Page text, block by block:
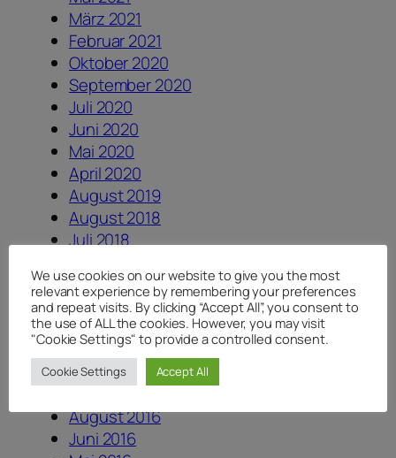
März 2021
Februar 2021
Oktober 2020
September 2020
Juli 2020
Juni 2020
Mai 2020
April 2020
August 2019
August 2018
Juli 2018
April 2018
Januar 2018
August 2017
Juli 2017
Juni 2017
August 2016
Juni 2016
We use cookies on our website to give you the most
relevant experience by remembering your preferences
and repeat visits. By clicking “Accept All”, you consent to
the use of ALL the cookies. However, you may visit
"Cookie Settings" to provide a controlled consent.
Cookie Settings Accept All